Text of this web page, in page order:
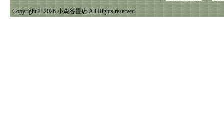
Copyright © 2026 小森谷畳店 All Rights reserved.